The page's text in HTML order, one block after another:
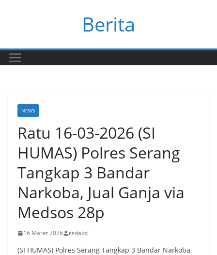
Berita
NEWS
Ratu 16-03-2026 (SI
HUMAS) Polres Serang
Tangkap 3 Bandar
Narkoba, Jual Ganja via
Medsos 28p
16 Maret 2026 redaksi
(SI HUMAS) Polres Serang Tangkap 3 Bandar Narkoba,